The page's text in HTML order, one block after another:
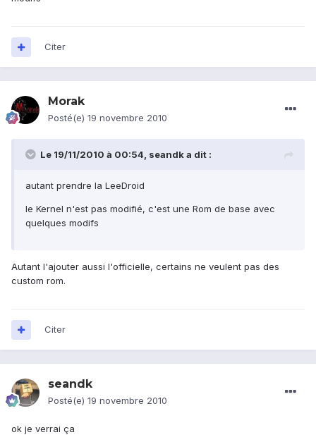
Citer
Morak
Posté(e) 19 novembre 2010
Le 19/11/2010 à 00:54, seandk a dit :
autant prendre la LeeDroid
le Kernel n'est pas modifié, c'est une Rom de base avec
quelques modifs
Autant l'ajouter aussi l'officielle, certains ne veulent pas des
custom rom.
Citer
seandk
Posté(e) 19 novembre 2010
ok je verrai ça